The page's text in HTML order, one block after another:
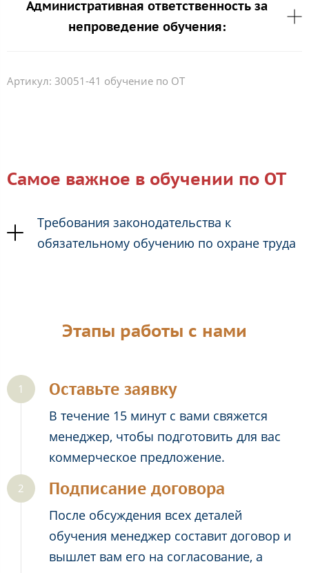
Административная ответственность за
непроведение обучения:
Артикул: 30051-41 обучение по ОТ
Самое важное в обучении по ОТ
Требования законодательства к
обязательному обучению по охране труда
Этапы работы с нами
Оставьте заявку
В течение 15 минут с вами свяжется
менеджер, чтобы подготовить для вас
коммерческое предложение.
Подписание договора
После обсуждения всех деталей
обучения менеджер составит договор и
вышлет вам его на согласование, а